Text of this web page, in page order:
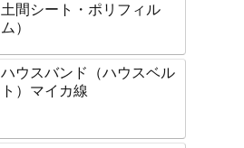
土間シート・ポリフィル
ム）
ハウスバンド（ハウスベル
ト）マイカ線